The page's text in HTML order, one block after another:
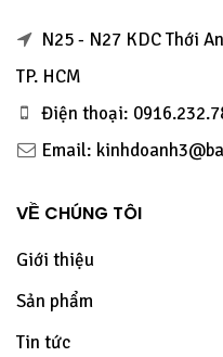
N25 - N27 KDC Thới
TP. HCM
Điện thoại:
Email:
VỀ CHÚNG TÔI
Giới thiệu
Sản phẩm
Tin tức